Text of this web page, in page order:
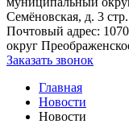
Семёновская, д. 3
Почтовый адрес:
округ
Заказать звонок
Главная
Новости
Новости